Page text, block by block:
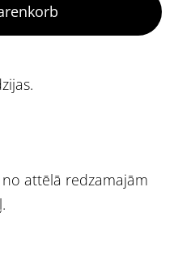
attēlā redzamajām